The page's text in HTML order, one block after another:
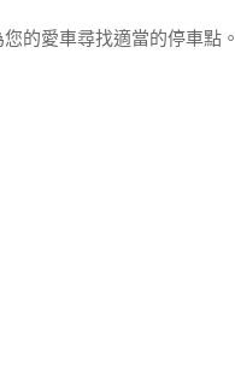
的愛車尋找適當的停車點。